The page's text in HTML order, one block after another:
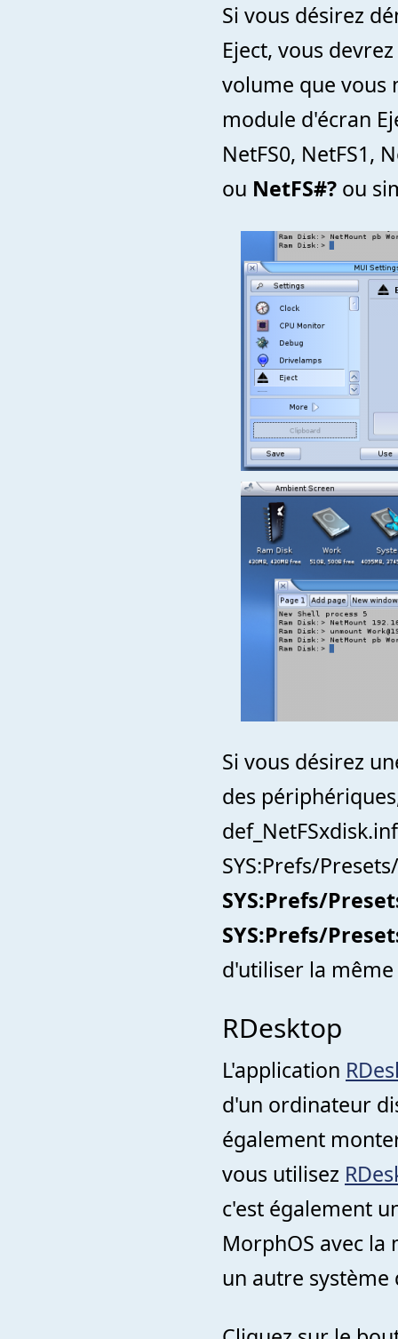
Si vous désirez
Eject, vous
volume que vous
module d'écran
NetFS0, NetFS1,
ou NetFS#? ou
Si vous désirez
des
SYS:Prefs/
SYS:Prefs/
SYS:Prefs/
d'utiliser la même
RDesktop
L'application
d'un ordinateur
également
vous utilisez
c'est également
MorphOS avec
un autre